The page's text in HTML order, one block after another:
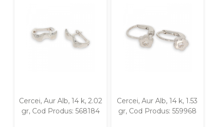
Cercei, Aur Alb, 14 k, 2.02
gr, Cod Produs: 568184
Cercei, Aur Alb, 14 k, 1.53
gr, Cod Produs: 559968